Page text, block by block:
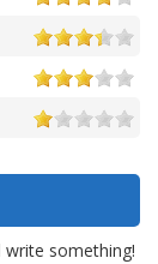
something!